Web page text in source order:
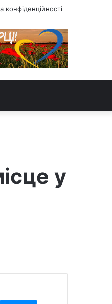
конфіденційності
у